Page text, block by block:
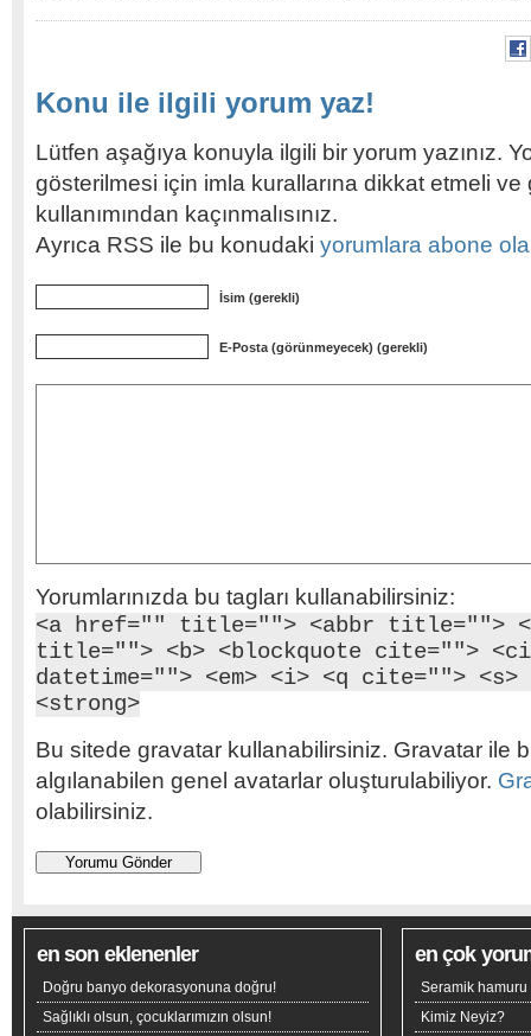
Konu ile ilgili yorum yaz!
Lütfen aşağıya konuyla ilgili bir yorum yazınız.
gösterilmesi için imla kurallarına dikkat etmeli
kullanımından kaçınmalısınız.
Ayrıca RSS ile bu konudaki yorumlara abone
İsim (gerekli)
E-Posta (görünmeyecek) (gerekli)
Yorumlarınızda bu tagları kullanabilirsiniz:
<a href="" title=""> <abbr title="">
title=""> <b> <blockquote cite="">
datetime=""> <em> <i> <q cite="">
<strong>
Bu sitede gravatar kullanabilirsiniz. Gravatar ile
algılanabilen genel avatarlar oluşturulabiliyor.
olabilirsiniz.
en son eklenenler
Doğru banyo dekorasyonuna doğru!
Sağlıklı olsun, çocuklarımızın olsun!
en çok
Seramik hamuru
Kimiz Neyiz?